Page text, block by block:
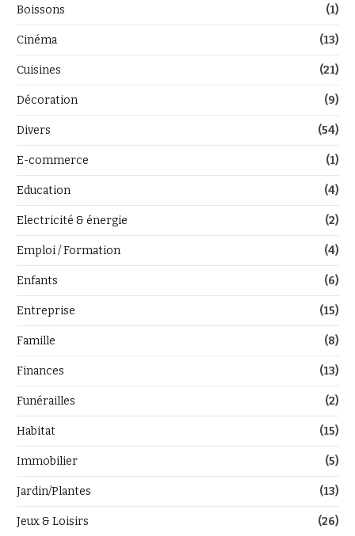
Boissons (1)
Cinéma (13)
Cuisines (21)
Décoration (9)
Divers (54)
E-commerce (1)
Education (4)
Electricité & énergie (2)
Emploi / Formation (4)
Enfants (6)
Entreprise (15)
Famille (8)
Finances (13)
Funérailles (2)
Habitat (15)
Immobilier (5)
Jardin/Plantes (13)
Jeux & Loisirs (26)